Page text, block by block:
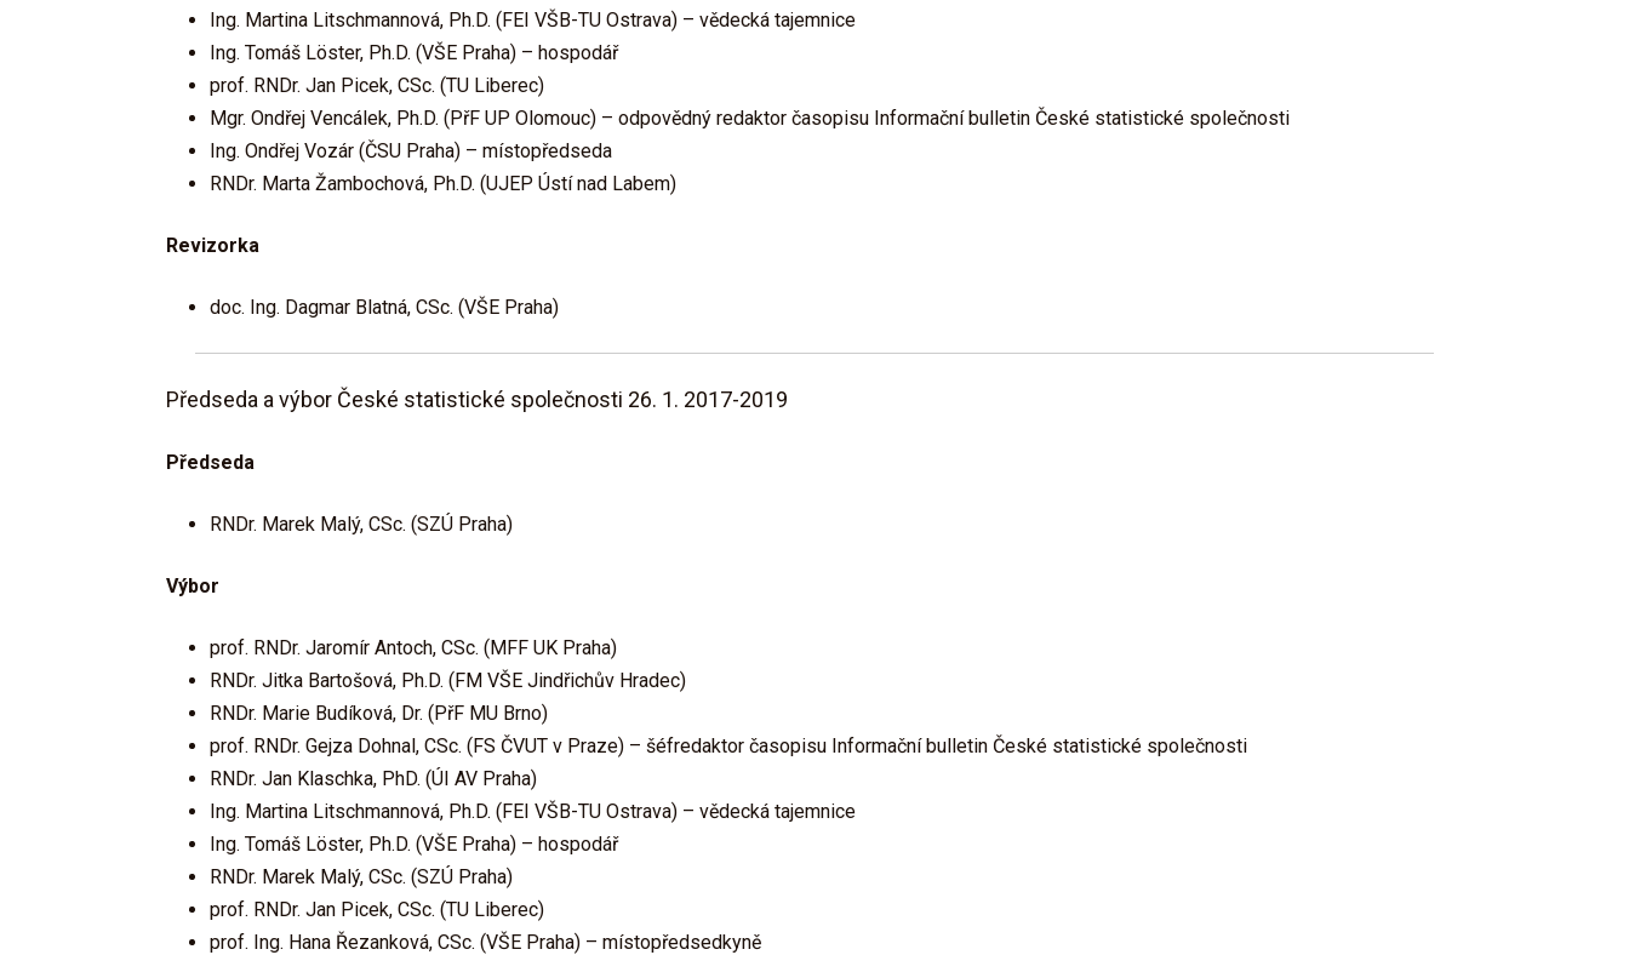
Ing. Martina Litschmannová, Ph.D. (FEI VŠB-TU Ostrava) – vědecká tajemnice
Ing. Tomáš Löster, Ph.D. (VŠE Praha) – hospodář
prof. RNDr. Jan Picek, CSc. (TU Liberec)
Mgr. Ondřej Vencálek, Ph.D. (PřF UP Olomouc) – odpovědný redaktor časopisu Informační bulletin České statistické společnosti
Ing. Ondřej Vozár (ČSU Praha) – místopředseda
RNDr. Marta Žambochová, Ph.D. (UJEP Ústí nad Labem)
Revizorka
doc. Ing. Dagmar Blatná, CSc. (VŠE Praha)
Předseda a výbor České statistické společnosti 26. 1. 2017-2019
Předseda
RNDr. Marek Malý, CSc. (SZÚ Praha)
Výbor
prof. RNDr. Jaromír Antoch, CSc. (MFF UK Praha)
RNDr. Jitka Bartošová, Ph.D. (FM VŠE Jindřichův Hradec)
RNDr. Marie Budíková, Dr. (PřF MU Brno)
prof. RNDr. Gejza Dohnal, CSc. (FS ČVUT v Praze) – šéfredaktor časopisu Informační bulletin České statistické společnosti
RNDr. Jan Klaschka, PhD. (ÚI AV Praha)
Ing. Martina Litschmannová, Ph.D. (FEI VŠB-TU Ostrava) – vědecká tajemnice
Ing. Tomáš Löster, Ph.D. (VŠE Praha) – hospodář
RNDr. Marek Malý, CSc. (SZÚ Praha)
prof. RNDr. Jan Picek, CSc. (TU Liberec)
prof. Ing. Hana Řezanková, CSc. (VŠE Praha) – místopředsedkyně